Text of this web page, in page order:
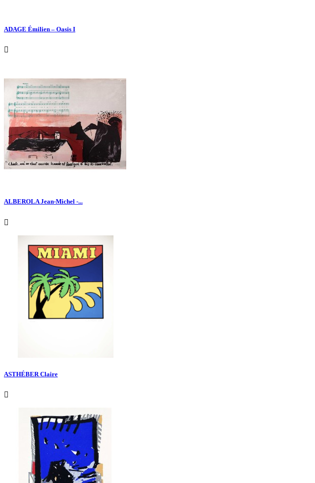
ADAGE Émilien – Oasis I

ALBEROLA Jean-Michel -...

ASTHÉBER Claire
